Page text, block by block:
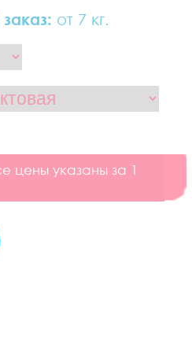
от 7 кг.
цены указаны за 1